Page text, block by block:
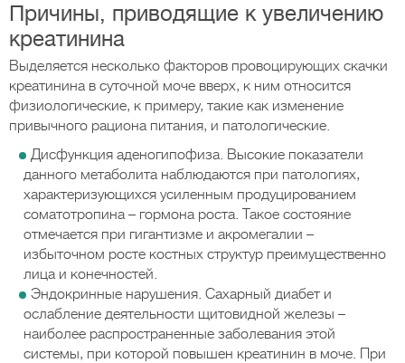
Причины, приводящие к увеличению
креатинина
Выделяется несколько факторов провоцирующих скачки
креатинина в суточной моче вверх, к ним относится
физиологические, к примеру, такие как изменение
привычного рациона питания, и патологические.
Дисфункция аденогипофиза. Высокие показатели
данного метаболита наблюдаются при патологиях,
характеризующихся усиленным продуцированием
соматотропина – гормона роста. Такое состояние
отмечается при гигантизме и акромегалии –
избыточном росте костных структур преимущественно
лица и конечностей.
Эндокринные нарушения. Сахарный диабет и
ослабление деятельности щитовидной железы –
наиболее распространенные заболевания этой
системы, при которой повышен креатинин в моче. При